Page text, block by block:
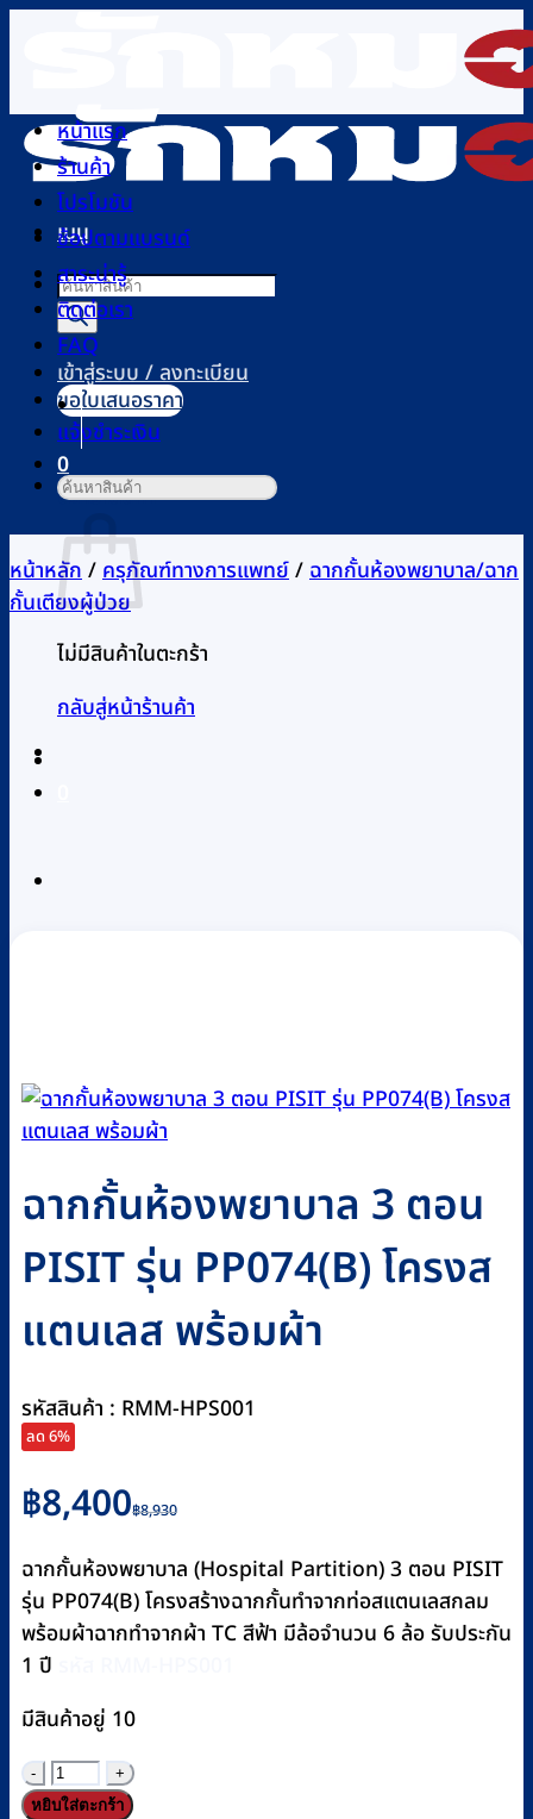
เนื้อหา
เมนู
Products
search
เข้าสู่ระบบ / ลงทะเบียน
0
ตะกร้าสินค้า
ไม่มีสินค้าในตะกร้า
กลับสู่หน้าร้านค้า
หน้าแรก
ร้านค้า
โปรโมชัน
ช้อปตามแบรนด์
สาระน่ารู้
ติดต่อเรา
FAQ
ขอใบเสนอราคา
แจ้งชำระเงิน
ค้นหา:
หน้าหลัก/ครุภัณฑ์ทางการแพทย์/ฉากกั้นห้องพยาบาล/ฉาก
กั้นเตียงผู้ป่วย
ฉากกั้นห้องพยาบาล 3 ตอน
PISIT รุ่น PP074(B) โครงส
แตนเลส พร้อมผ้า
รหัสสินค้า : RMM-HPS001
ลด 6%
฿8,930
Original
price
was:
฿8,930.
฿8,400
Current
price
is:
฿8,400.
ฉากกั้นห้องพยาบาล (Hospital Partition) 3 ตอน PISIT
รุ่น PP074(B) โครงสร้างฉากกั้นทำจากท่อสแตนเลสกลม
พร้อมผ้าฉากทำจากผ้า TC สีฟ้า มีล้อจำนวน 6 ล้อ รับประกัน
1 ปี
มีสินค้าอยู่ 10
จำนวน
ฉาก
หยิบใส่ตะกร้า